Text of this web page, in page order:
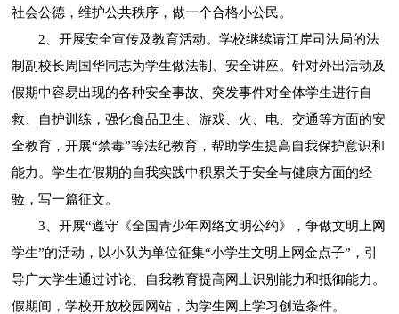
社会公德，维护公共秩序，做一个合格小公民。
2、开展安全宣传及教育活动。学校继续请江岸司法局的法
制副校长周国华同志为学生做法制、安全讲座。针对外出活动及
假期中容易出现的各种安全事故、突发事件对全体学生进行自
救、自护训练，强化食品卫生、游戏、火、电、交通等方面的安
全教育，开展“禁毒”等法纪教育，帮助学生提高自我保护意识和
能力。学生在假期的自我实践中积累关于安全与健康方面的经
验，写一篇征文。
3、开展“遵守《全国青少年网络文明公约》，争做文明上网
学生”的活动，以小队为单位征集“小学生文明上网金点子”，引
导广大学生通过讨论、自我教育提高网上识别能力和抵御能力。
假期间，学校开放校园网站，为学生网上学习创造条件。